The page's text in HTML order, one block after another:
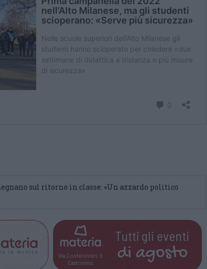
sul ritorno in classe: «Un azzardo politico
Via Confalonieri, 5
Castronno
Tutti gli eventi
di agosto